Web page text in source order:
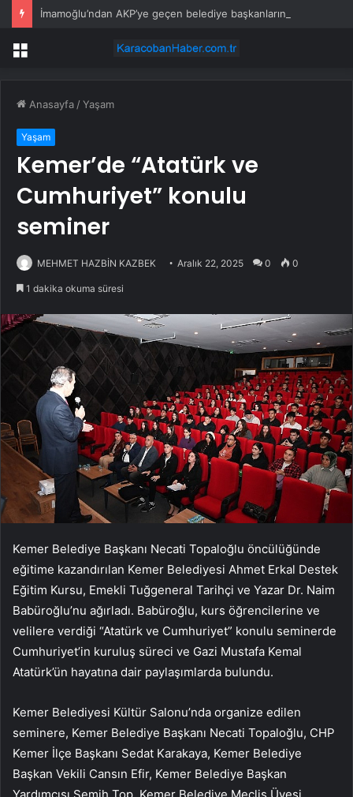
İmamoğlu’ndan AKP’ye geçen belediye başkanlarına tepki
Menü
Anasayfa /Yaşam
Yaşam
Kemer’de “Atatürk ve
Cumhuriyet” konulu
seminer
MEHMET HAZBİN KAZBEK Aralık 22, 2025 0 0
1 dakika okuma süresi
Kemer Belediye Başkanı Necati Topaloğlu öncülüğünde
eğitime kazandırılan Kemer Belediyesi Ahmet Erkal Destek
Eğitim Kursu, Emekli Tuğgeneral Tarihçi ve Yazar Dr. Naim
Babüroğlu’nu ağırladı. Babüroğlu, kurs öğrencilerine ve
velilere verdiği “Atatürk ve Cumhuriyet” konulu seminerde
Cumhuriyet’in kuruluş süreci ve Gazi Mustafa Kemal
Atatürk’ün hayatına dair paylaşımlarda bulundu.
Kemer Belediyesi Kültür Salonu’nda organize edilen
seminere, Kemer Belediye Başkanı Necati Topaloğlu, CHP
Kemer İlçe Başkanı Sedat Karakaya, Kemer Belediye
Başkan Vekili Cansın Efir, Kemer Belediye Başkan